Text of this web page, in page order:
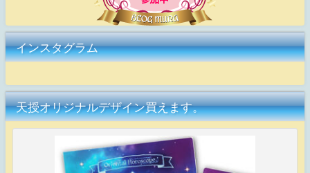
インスタグラム
天授オリジナルデザイン買えます。